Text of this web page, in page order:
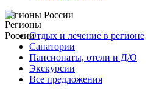
Регионы России
Отдых и лечение в регионе
Санатории
Пансионаты, отели и Д/О
Экскурсии
Все предложения